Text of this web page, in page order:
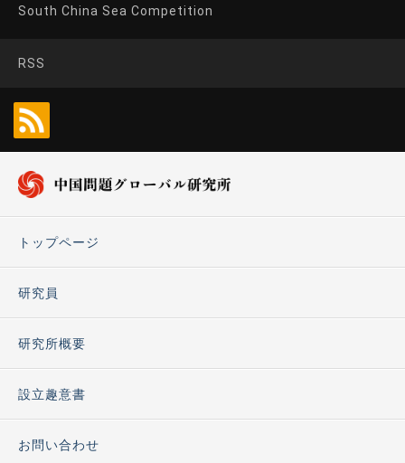
South China Sea Competition
RSS
トップページ
研究員
研究所概要
設立趣意書
お問い合わせ